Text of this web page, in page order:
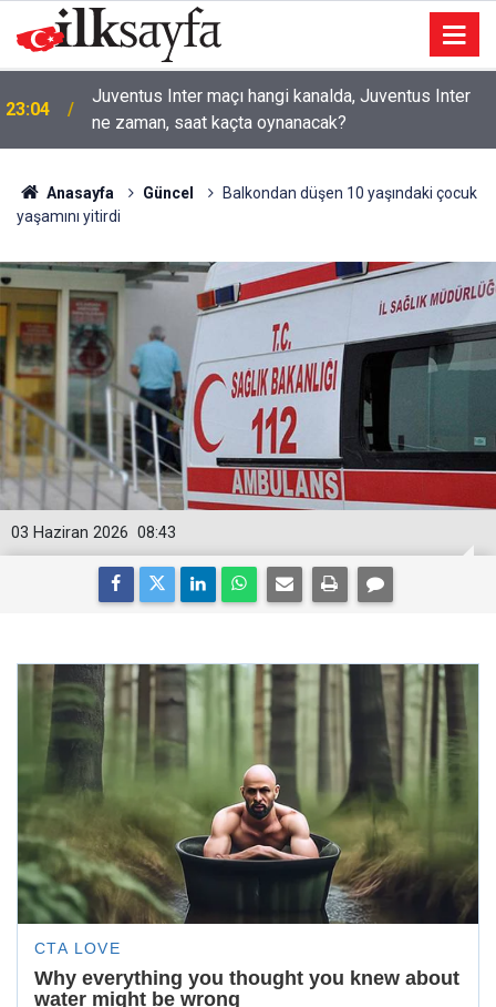
22:14 Tekirdağ’da mezarlıkta bir kişi ölü bulundu
Anasayfa Güncel
Balkondan düşen 10 yaşındaki çocuk
yaşamını yitirdi
08:43
03 Haziran 2026